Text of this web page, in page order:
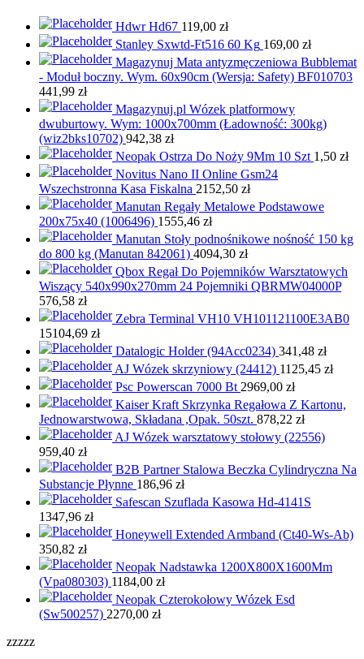
Hdwr Hd67 119,00 zł
Stanley Sxwtd-Ft516 60 Kg 169,00 zł
Magazynuj Mata antyzmęczeniowa Bubblemat
- Moduł boczny. Wym. 60x90cm (Wersja: Safety) BF010703
441,99 zł
Magazynuj.pl Wózek platformowy
dwuburtowy. Wym: 1000x700mm (Ładowność: 300kg)
(wiz2bks10702) 942,38 zł
Neopak Ostrza Do Noży 9Mm 10 Szt 1,50 zł
Novitus Nano II Online Gsm24
Wszechstronna Kasa Fiskalna 2152,50 zł
Manutan Regały Metalowe Podstawowe
200x75x40 (1006496) 1555,46 zł
Manutan Stoły podnośnikowe nośność 150 kg
do 800 kg (Manutan 842061) 4094,30 zł
Qbox Regał Do Pojemników Warsztatowych
Wiszący 540x990x270mm 24 Pojemniki QBRMW04000P
576,58 zł
Zebra Terminal VH10 VH101121100E3AB0
15104,69 zł
Datalogic Holder (94Acc0234) 341,48 zł
AJ Wózek skrzyniowy (24412) 1125,45 zł
Psc Powerscan 7000 Bt 2969,00 zł
Kaiser Kraft Skrzynka Regałowa Z Kartonu,
Jednowarstwowa, Składana ,Opak. 50szt. 878,22 zł
AJ Wózek warsztatowy stołowy (22556)
959,40 zł
B2B Partner Stalowa Beczka Cylindryczna Na
Substancje Płynne 186,96 zł
Safescan Szuflada Kasowa Hd-4141S
1347,96 zł
Honeywell Extended Armband (Ct40-Ws-Ab)
350,82 zł
Neopak Nadstawka 1200X800X1600Mm
(Vpa080303) 1184,00 zł
Neopak Czterokołowy Wózek Esd
(Sw500257) 2270,00 zł
zzzzz